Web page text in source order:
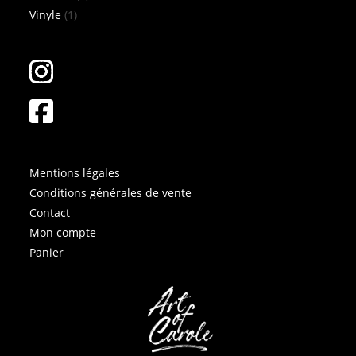
Vinyle 1 1
Mentions légales
Conditions générales de vente
Contact
Mon compte
Panier